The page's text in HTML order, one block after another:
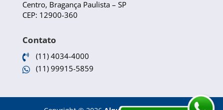
Centro, Bragança Paulista – SP
CEP: 12900-360
Contato
 (11) 4034-4000
 (11) 99915-5859